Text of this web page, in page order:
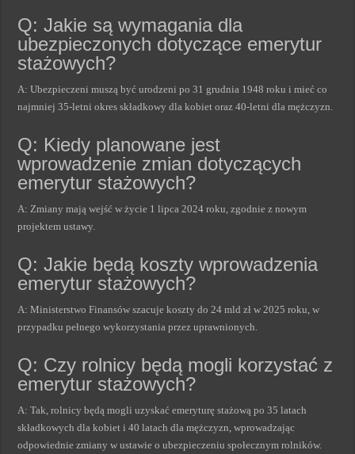
Q: Jakie są wymagania dla
ubezpieczonych dotyczące emerytur
stażowych?
A: Ubezpieczeni muszą być urodzeni po 31 grudnia 1948 roku i mieć co
najmniej 35-letni okres składkowy dla kobiet oraz 40-letni dla mężczyzn.
Q: Kiedy planowane jest
wprowadzenie zmian dotyczących
emerytur stażowych?
A: Zmiany mają wejść w życie 1 lipca 2024 roku, zgodnie z nowym
projektem ustawy.
Q: Jakie będą koszty wprowadzenia
emerytur stażowych?
A: Ministerstwo Finansów szacuje koszty do 24 mld zł w 2025 roku, w
przypadku pełnego wykorzystania przez uprawnionych.
Q: Czy rolnicy będą mogli korzystać z
emerytur stażowych?
A: Tak, rolnicy będą mogli uzyskać emeryturę stażową po 35 latach
składkowych dla kobiet i 40 latach dla mężczyzn, wprowadzając
odpowiednie zmiany w ustawie o ubezpieczeniu społecznym rolników.